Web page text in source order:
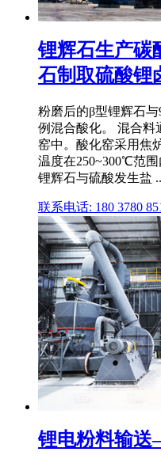
锂辉石生产碳
石制取硫酸锂
粉磨后的β型锂辉石
例混合酸化。 混合料
窑中。酸化窑采用焦
温度在250~300℃范
锂辉石与硫酸发生盐
联系电话: 180 3780
锂电粉料输